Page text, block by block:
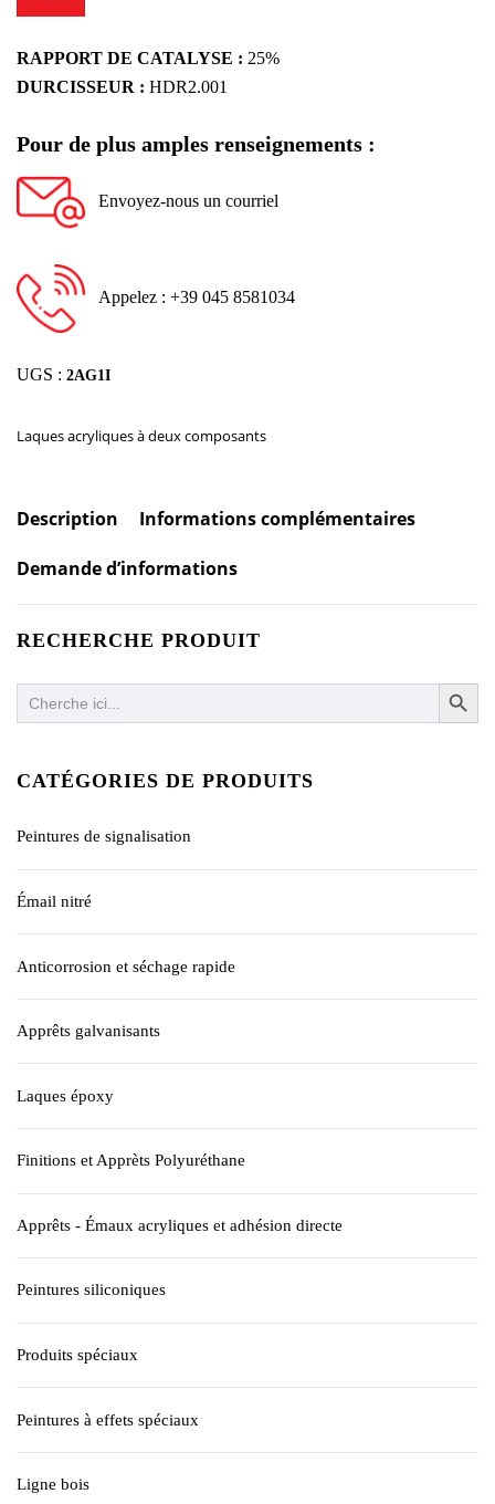
RAPPORT DE CATALYSE : 25%
DURCISSEUR : HDR2.001
Pour de plus amples renseignements :
Envoyez-nous un courriel
Appelez : +39 045 8581034
UGS : 2AG1I
Laques acryliques à deux composants
Description Informations complémentaires
Demande d’informations
RECHERCHE PRODUIT
Search
for:
SEARCH
CATÉGORIES DE PRODUITS
Peintures de signalisation
Émail nitré
Anticorrosion et séchage rapide
Apprêts galvanisants
Laques époxy
Finitions et Apprèts Polyuréthane
Apprêts - Émaux acryliques et adhésion directe
Peintures siliconiques
Produits spéciaux
Peintures à effets spéciaux
Ligne bois